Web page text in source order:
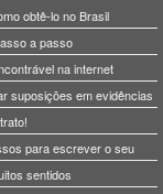
obtê-lo no Brasil
a passo
na internet
suposições em evidências
para escrever o seu
sentidos